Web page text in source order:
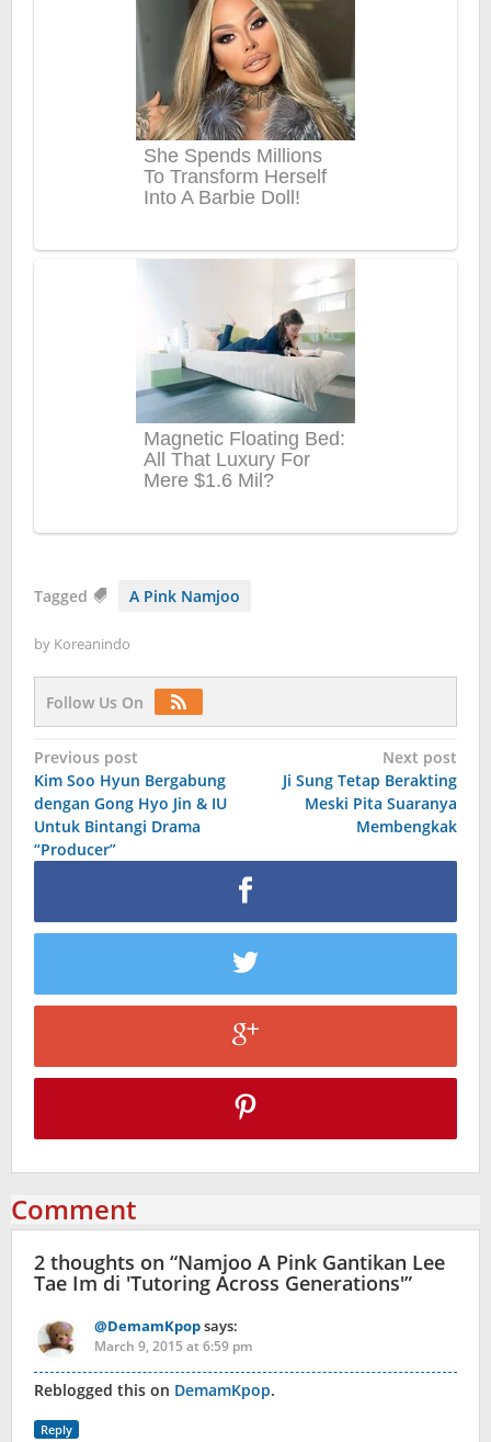
Tagged A Pink Namjoo
by Koreanindo
Follow Us On
Post
navigation
Previous post
Kim Soo Hyun Bergabung
dengan Gong Hyo Jin & IU
Untuk Bintangi Drama
“Producer”
Next post
Ji Sung Tetap Berakting
Meski Pita Suaranya
Membengkak
Comment
2 thoughts on “Namjoo A Pink Gantikan Lee
Tae Im di 'Tutoring Across Generations'”
@DemamKpopsays:
March 9, 2015 at 6:59 pm
Reblogged this on DemamKpop.
Reply